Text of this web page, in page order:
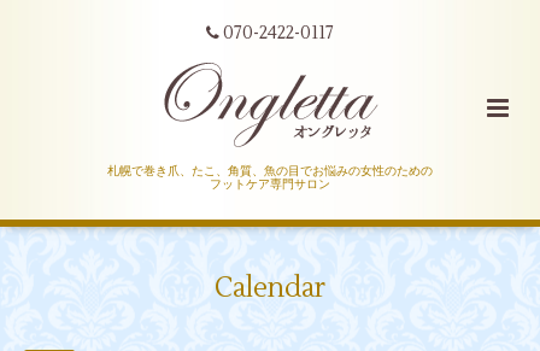
070-2422-0117
札幌で巻き爪、たこ、角質、魚の目でお悩みの女性のための
フットケア専門サロン
Calendar